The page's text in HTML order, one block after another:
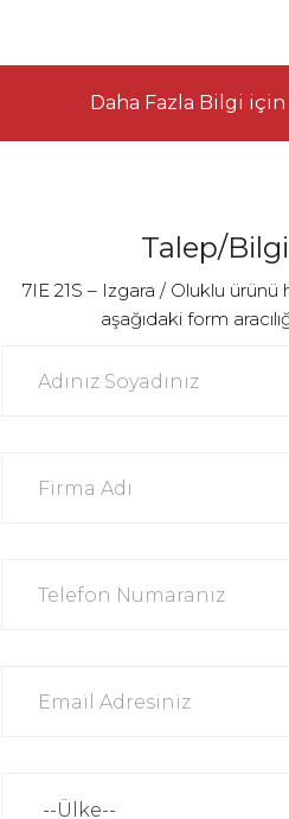
Daha Fazla Bilgi
Talep/
7IE 21S – Izgara / Oluklu
aşağıdaki form